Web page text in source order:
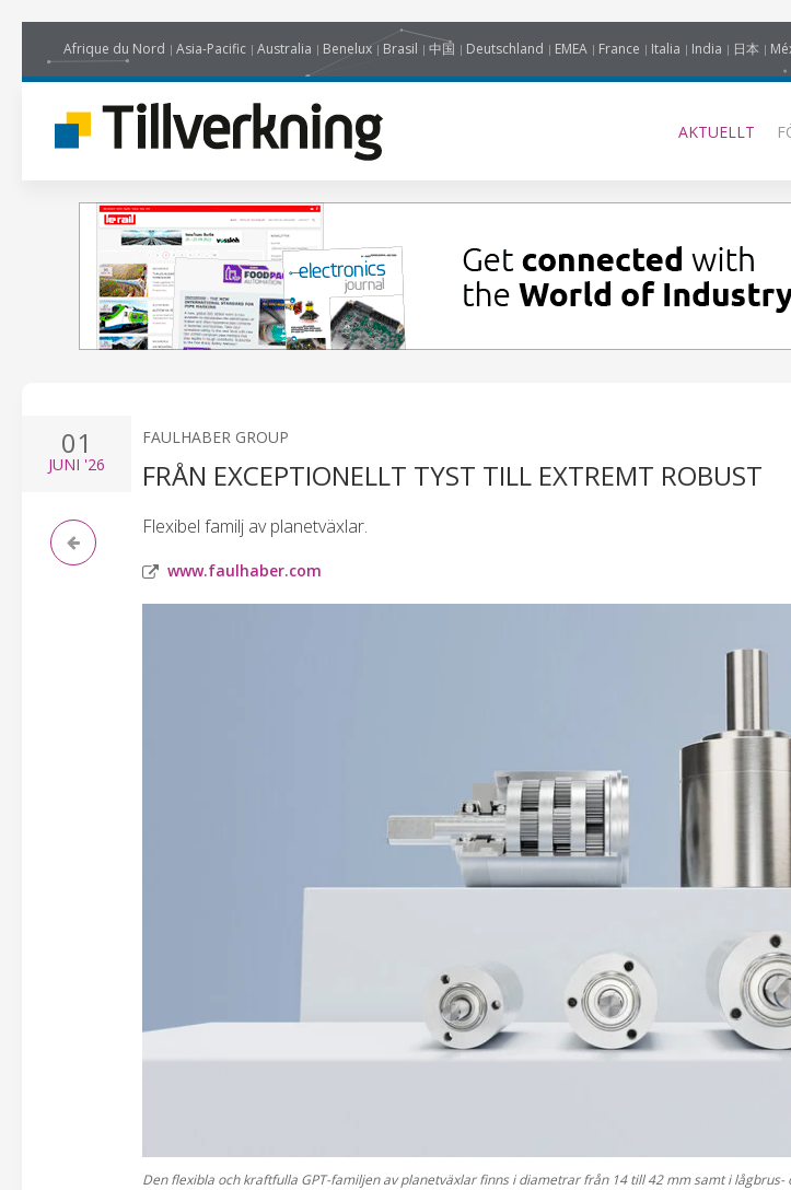
Afrique du Nord Asia-Pacific Australia Benelux Brasil 中国 Deutschland EMEA France Italia India 日本
AKTUELLT
01
JUNI '26
FAULHABER GROUP
FRÅN EXCEPTIONELLT TYST TILL EXTREMT ROBUST
Flexibel familj av planetväxlar.
www.faulhaber.com
Den flexibla och kraftfulla GPT-familjen av planetväxlar finns i diametrar från 14 till 42 mm samt i lågbrus-